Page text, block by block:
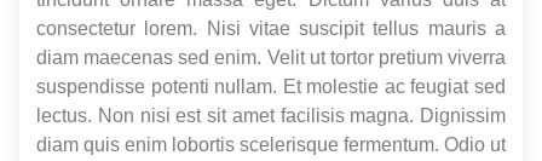
consectetur lorem. Nisi vitae suscipit tellus mauris a
diam maecenas sed enim. Velit ut tortor pretium viverra
suspendisse potenti nullam. Et molestie ac feugiat sed
lectus. Non nisi est sit amet facilisis magna. Dignissim
diam quis enim lobortis scelerisque fermentum. Odio ut